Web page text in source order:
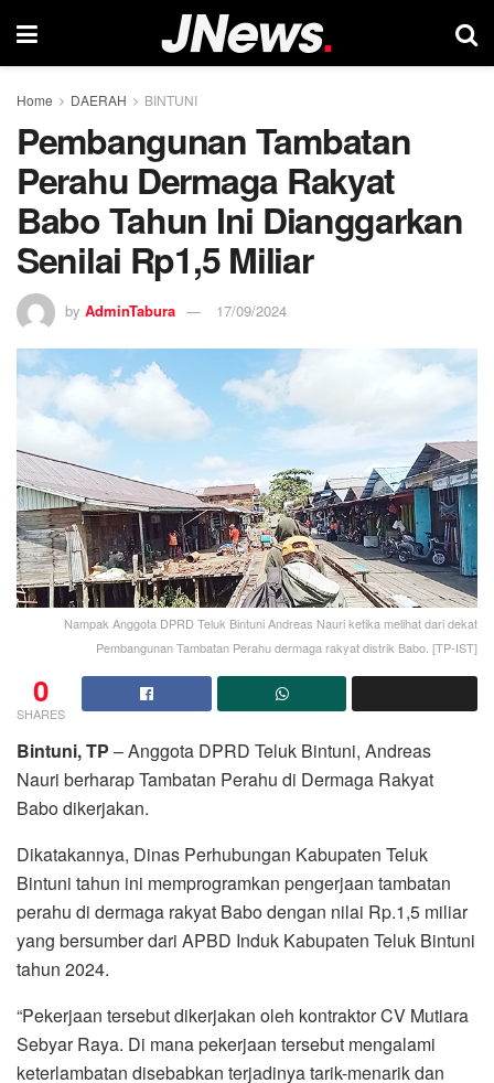
Home DAERAH BINTUNI
Pembangunan Tambatan
Perahu Dermaga Rakyat
Babo Tahun Ini Dianggarkan
Senilai Rp1,5 Miliar
by AdminTabura 17/09/2024
Nampak Anggota DPRD Teluk Bintuni Andreas Nauri ketika melihat dari dekat
Pembangunan Tambatan Perahu dermaga rakyat distrik Babo. [TP-IST]
0
SHARES
Bintuni, TP – Anggota DPRD Teluk Bintuni, Andreas
Nauri berharap Tambatan Perahu di Dermaga Rakyat
Babo dikerjakan.
Dikatakannya, Dinas Perhubungan Kabupaten Teluk
Bintuni tahun ini memprogramkan pengerjaan tambatan
perahu di dermaga rakyat Babo dengan nilai Rp.1,5 miliar
yang bersumber dari APBD Induk Kabupaten Teluk Bintuni
tahun 2024.
“Pekerjaan tersebut dikerjakan oleh kontraktor CV Mutiara
Sebyar Raya. Di mana pekerjaan tersebut mengalami
keterlambatan disebabkan terjadinya tarik-menarik dan